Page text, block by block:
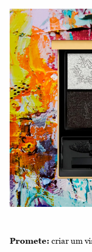
Promete: criar um